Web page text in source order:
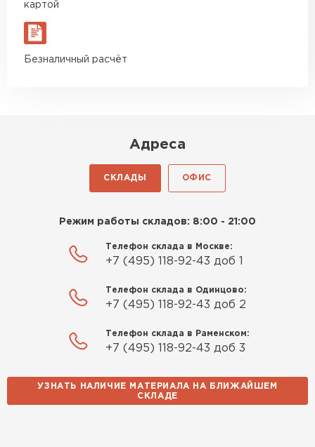
картой
Безналичный расчёт
Адреса
СКЛАДЫ ОФИС
Режим работы складов: 8:00 - 21:00
Телефон склада в Москве:
+7 (495) 118-92-43 доб 1
Телефон склада в Одинцово:
+7 (495) 118-92-43 доб 2
Телефон склада в Раменском:
+7 (495) 118-92-43 доб 3
УЗНАТЬ НАЛИЧИЕ МАТЕРИАЛА НА БЛИЖАЙШЕМ
СКЛАДЕ